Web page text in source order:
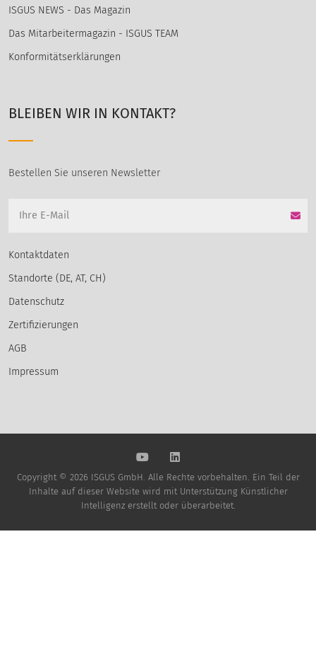
ISGUS NEWS - Das Magazin
Das Mitarbeitermagazin - ISGUS TEAM
Konformitätserklärungen
BLEIBEN WIR IN KONTAKT?
Bestellen Sie unseren Newsletter
Kontaktdaten
Standorte (DE, AT, CH)
Datenschutz
Zertifizierungen
AGB
Impressum
Copyright © 2026 ISGUS GmbH. Alle Rechte vorbehalten. Ein Teil der
Inhalte auf dieser Website wird mit Unterstützung Künstlicher
Intelligenz erstellt oder überarbeitet.